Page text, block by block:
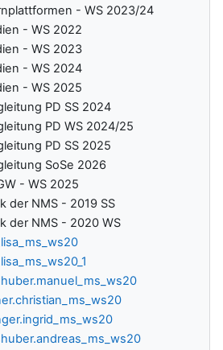
- WS 2023/24
- WS 2022
- WS 2023
- WS 2024
- WS 2025
PD SS 2024
PD WS 2024/25
PD SS 2025
SoSe 2026
- WS 2025
der NMS - 2019 SS
der NMS - 2020 WS